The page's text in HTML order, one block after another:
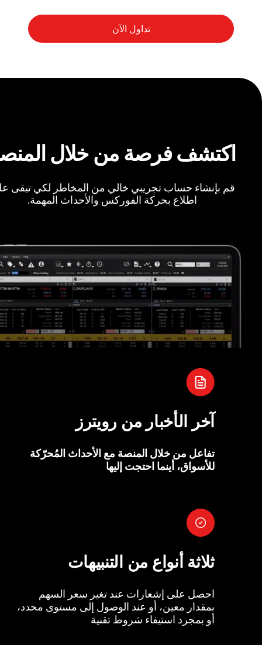
اكتشف فرصة من خلال
قم بإنشاء حساب تجريبي خالي من المخاطر لكي تبقى
اطلاع بحركة الفوركس والأحداث المهمة.
آخر الأخبار من رويترز
تفاعل من خلال المنصة مع الأحداث المُحرّكة
للأسواق، أينما احتجت إليها
ثلاثة أنواع من التنبيهات
احصل على إشعارات عند تغير سعر السهم
بمقدار معين، أو عند الوصول إلى مستوى محدد،
أو بمجرد استيفاء شروط تقنية